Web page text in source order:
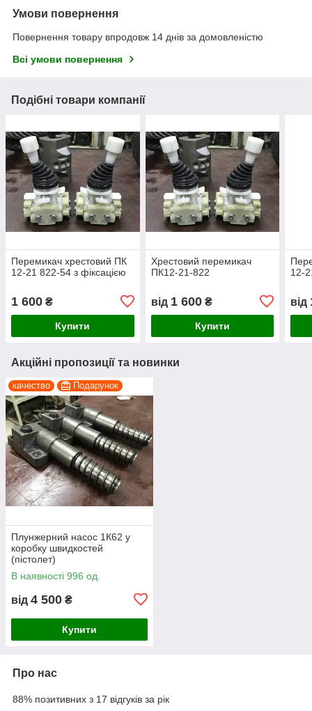
Умови повернення
Повернення товару впродовж 14 днів за домовленістю
Всі умови повернення
Подібні товари компанії
Перемикач хрестовий ПК
12-21 822-54 з фіксацією
1 600 ₴
Купити
Хрестовий перемикач
ПК12-21-822
від 1 600₴
Купити
12-
від
Акційні пропозиції та новинки
качество Подарунок
Плунжерний насос 1К62 у
коробку швидкостей
(пістолет)
В наявності 996 од.
від 4 500 ₴
Купити
Про нас
88% позитивних з 17 відгуків за рік